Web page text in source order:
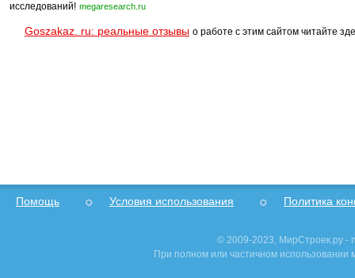
исследований! megaresearch.ru
Goszakaz. ru: реальные отзывы о работе с этим сайтом читайте
Помощь Условия использования Политика
© 2009-2023, МирСтроек.ру -
При полном или частичном использовании